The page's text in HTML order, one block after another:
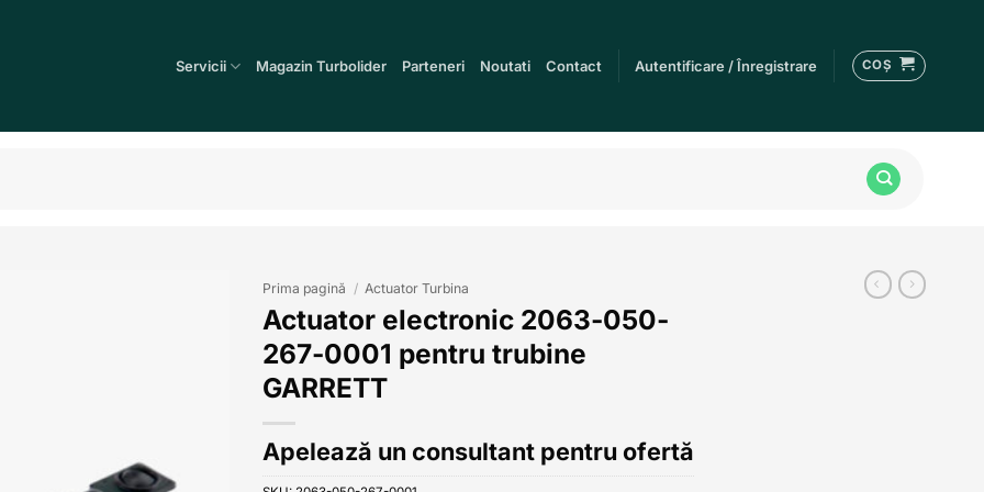
Servicii Magazin Turbolider Parteneri Noutati Contact Autentificare / Înregistrare COȘ
Prima pagină / Actuator Turbina
Actuator electronic 2063-050-
267-0001 pentru trubine
GARRETT
Apelează un consultant pentru ofertă